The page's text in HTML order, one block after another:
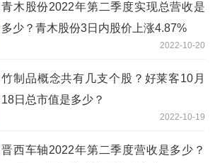
青木股份2022年第二季度实现总营收是
多少？青木股份3日内股价上涨4.87%
2022-10-20
竹制品概念共有几支个股？好莱客10月
18日总市值是多少？
2022-10-19
晋西车轴2022年第二季度营收是多少？